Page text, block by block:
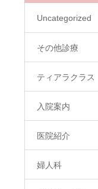
Uncategorized
その他診療
ティアラクラス
入院案内
医院紹介
婦人科